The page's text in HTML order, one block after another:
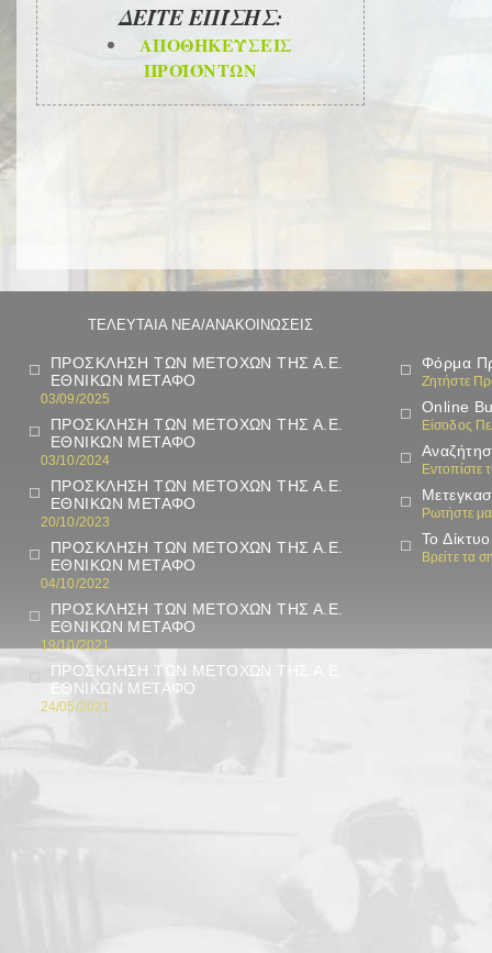
ΔΕΊΤΕ ΕΠΊΣΗΣ:
ΑΠΟΘΗΚΕΎΣΕΙΣ
ΠΡΟΪΌΝΤΩΝ
ΤΕΛΕΥΤΑΙΑ ΝΕΑ/ΑΝΑΚΟΙΝΩΣΕΙΣ
ΠΡΟΣΚΛΗΣΗ ΤΩΝ ΜΕΤΟΧΩΝ ΤΗΣ Α.Ε.
ΕΘΝΙΚΩΝ ΜΕΤΑΦΟ
03/09/2025
ΠΡΟΣΚΛΗΣΗ ΤΩΝ ΜΕΤΟΧΩΝ ΤΗΣ Α.Ε.
ΕΘΝΙΚΩΝ ΜΕΤΑΦΟ
03/10/2024
ΠΡΟΣΚΛΗΣΗ ΤΩΝ ΜΕΤΟΧΩΝ ΤΗΣ Α.Ε.
ΕΘΝΙΚΩΝ ΜΕΤΑΦΟ
20/10/2023
ΠΡΟΣΚΛΗΣΗ ΤΩΝ ΜΕΤΟΧΩΝ ΤΗΣ Α.Ε.
ΕΘΝΙΚΩΝ ΜΕΤΑΦΟ
04/10/2022
ΠΡΟΣΚΛΗΣΗ ΤΩΝ ΜΕΤΟΧΩΝ ΤΗΣ Α.Ε.
ΕΘΝΙΚΩΝ ΜΕΤΑΦΟ
19/10/2021
ΠΡΟΣΚΛΗΣΗ ΤΩΝ ΜΕΤΟΧΩΝ ΤΗΣ Α.Ε.
ΕΘΝΙΚΩΝ ΜΕΤΑΦΟ
24/05/2021
Φόρμα
Ζητήστε
Online
Είσοδος
Εντοπίστε
Ρωτήστε
Το
Βρείτε τα